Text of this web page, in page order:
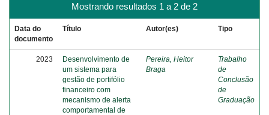
Mostrando resultados 1 a 2 de 2
Data do
documento
Título Autor(es) Tipo
2023
Desenvolvimento de
um sistema para
gestão de portifólio
financeiro com
mecanismo de alerta
comportamental de
Pereira, Heitor
Braga
Trabalho
de
Conclusão
de
Graduação